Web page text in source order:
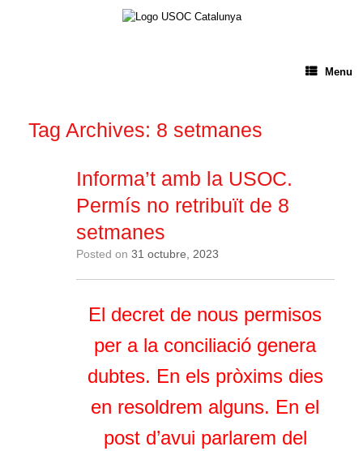
Menu
Tag Archives: 8 setmanes
Informa’t amb la USOC.
Permís no retribuït de 8
setmanes
Posted on 31 octubre, 2023
El decret de nous permisos
per a la conciliació genera
dubtes. En els pròxims dies
en resoldrem alguns. En el
post d’avui parlarem del